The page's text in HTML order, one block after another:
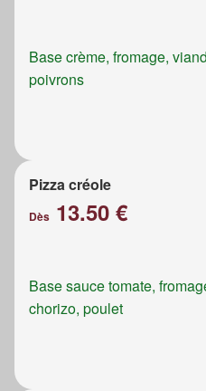
Base crème, fromage,
poivrons
Pizza créole
Dès 13.50 €
Base sauce tomate,
chorizo, poulet